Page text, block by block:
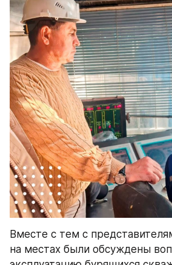
Вместе с тем с
на местах были обсуждены